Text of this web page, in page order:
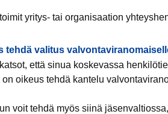
yritys- tai organisaation
tehdä valitus
että sinua koskevassa
oikeus tehdä kantelu
voit tehdä myös siinä